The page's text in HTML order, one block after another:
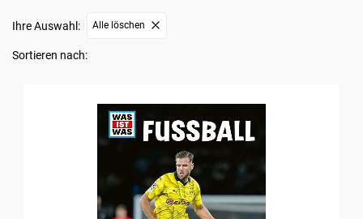
Ihre Auswahl: Alle löschen
Sortieren nach: